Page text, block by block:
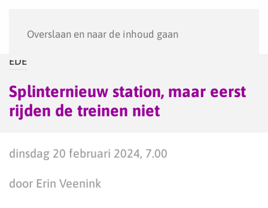
Overslaan en naar de inhoud gaan
EDE
Splinternieuw station, maar eerst
rijden de treinen niet
dinsdag 20 februari 2024, 7.00
door Erin Veenink